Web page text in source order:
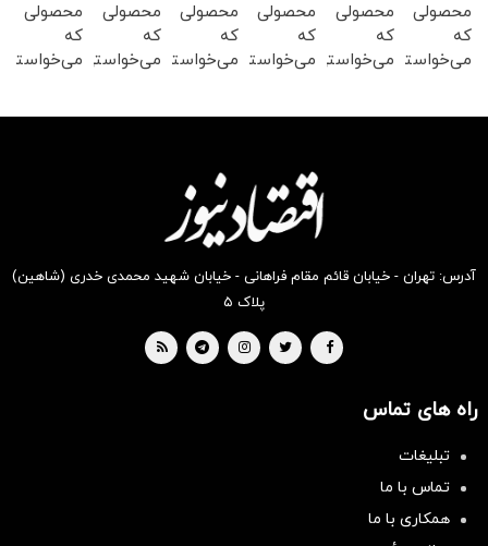
محصولی
که
می‌خواستی
محصولی
که
می‌خواستی
محصولی
که
می‌خواستی
بخر !
محصولی
که
می‌خواستی
بخر !
محصولی
که
می‌خواستی
محصولی
که
می‌خواستی
آدرس: تهران - خیابان قائم مقام فراهانی - خیابان شهید محمدی خدری (شاهین)
پلاک ۵
راه های تماس
تبلیغات
تماس با ما
همکاری با ما